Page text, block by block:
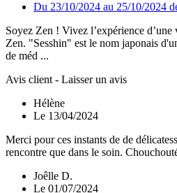
Du 23/10/2024 au 25/10/2024
Soyez Zen ! Vivez l’expérience
Zen. "Sesshin" est le nom japonais
de méd ...
Avis client - Laisser un avis
Hélène
Le 13/04/2024
Merci pour ces instants de de
rencontre que dans le soin.
Joêlle D.
Le 01/07/2024